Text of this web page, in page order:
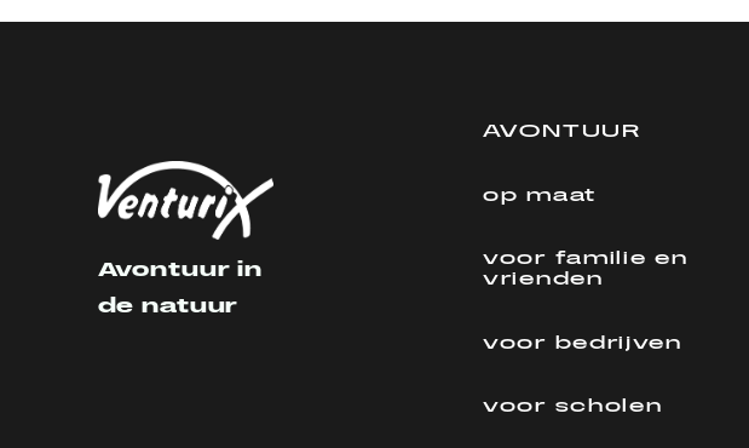
Avontuur in
de natuur
AVONTUUR
op maat
voor familie en
vrienden
voor bedrijven
voor scholen